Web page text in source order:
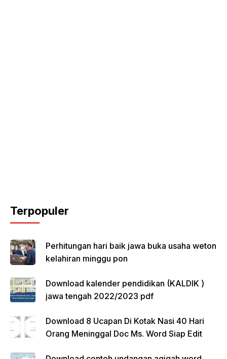
Terpopuler
Perhitungan hari baik jawa buka usaha weton
kelahiran minggu pon
Download kalender pendidikan (KALDIK )
jawa tengah 2022/2023 pdf
Download 8 Ucapan Di Kotak Nasi 40 Hari
Orang Meninggal Doc Ms. Word Siap Edit